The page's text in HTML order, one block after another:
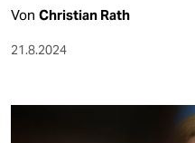
Von Christian Rath
21.8.2024